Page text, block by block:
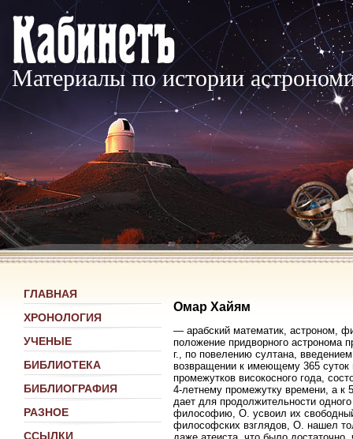
Материалы по истории
ГЛАВНАЯ
ХРОНОЛОГИЯ
УЧЕНЫЕ
БИБЛИОТЕКА
БИБЛИОГРАФИЯ
РАЗНОЕ
ССЫЛКИ
Омар Хайям
— арабский математик, астроном,
положение придворного астронома
г., по повелению султана,
возвращении к имеющему 365 суток
промежутков високосного года,
4-летнему промежутку времени, а к
дает для продолжительности
философию, О. усвоил их
философских взглядов, О. нашел